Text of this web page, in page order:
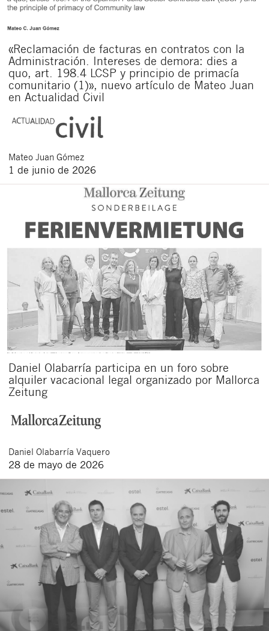
«Reclamación de facturas en contratos con la
Administración. Intereses de demora: dies a
quo, art. 198.4 LCSP y principio de primacía
comunitario (1)», nuevo artículo de Mateo Juan
en Actualidad Civil
Mateo Juan Gómez
1 de junio de 2026
Daniel Olabarría participa en un foro sobre
alquiler vacacional legal organizado por Mallorca
Zeitung
Daniel Olabarría Vaquero
28 de mayo de 2026
Cerrar